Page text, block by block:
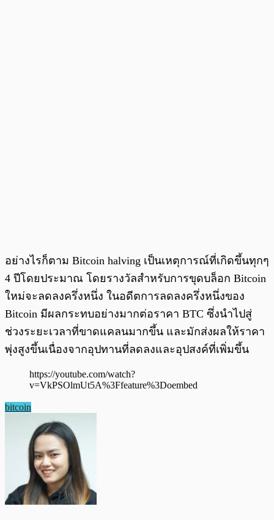
อย่างไรก็ตาม Bitcoin halving เป็นเหตุการณ์ที่เกิดขึ้นทุกๆ
4 ปีโดยประมาณ โดยรางวัลสำหรับการขุดบล็อก Bitcoin
ใหม่จะลดลงครึ่งหนึ่ง ในอดีตการลดลงครึ่งหนึ่งของ
Bitcoin มีผลกระทบอย่างมากต่อราคา BTC ซึ่งนำไปสู่
ช่วงระยะเวลาที่ขาดแคลนมากขึ้น และมักส่งผลให้ราคา
พุ่งสูงขึ้นเนื่องจากอุปทานที่ลดลงและอุปสงค์ที่เพิ่มขึ้น
https://youtube.com/watch?
v=VkPSOlmUt5A%3Ffeature%3Doembed
bitcoin